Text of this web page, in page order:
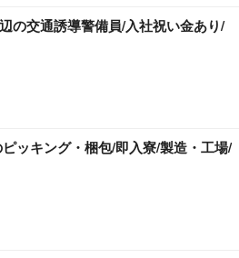
の交通誘導警備員/入社祝い金あり/
ピッキング・梱包/即入寮/製造・工場/